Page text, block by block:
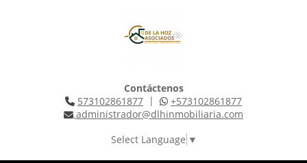
Contáctenos
573102861877 |
+573102861877
administrador@dlhinmobiliaria.com
Select Language ▼